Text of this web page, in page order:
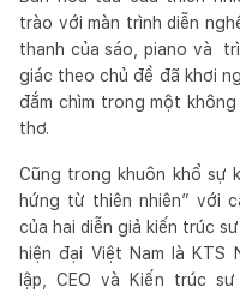
trào với màn trình diễn
thanh của sáo, piano và
giác theo chủ đề đã khơi
đắm chìm trong một
thơ.
Cũng trong khuôn khổ sự
hứng từ thiên nhiên” với
của hai diễn giả kiến trúc
hiện đại Việt Nam là KTS
lập, CEO và Kiến trúc